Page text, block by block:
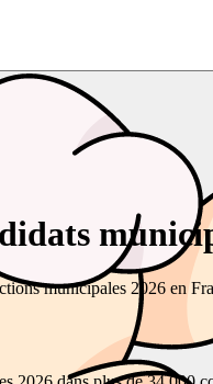
municipales 2026 en